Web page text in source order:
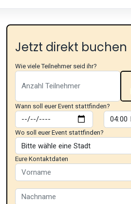
Jetzt direkt buchen
Wie viele Teilnehmer seid ihr?
Wann soll euer Event stattfinden?
Wo soll euer Event stattfinden?
Eure Kontaktdaten